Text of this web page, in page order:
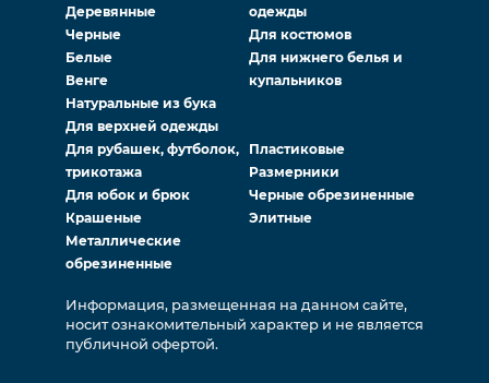
Деревянные
Черные
Белые
Венге
Натуральные из бука
Для верхней одежды
одежды
Для костюмов
Для нижнего белья и
купальников
Для рубашек, футболок,
трикотажа
Для юбок и брюк
Крашеные
Металлические
обрезиненные
Пластиковые
Размерники
Черные обрезиненные
Элитные
Информация, размещенная на данном сайте,
носит ознакомительный характер и не является
публичной офертой.